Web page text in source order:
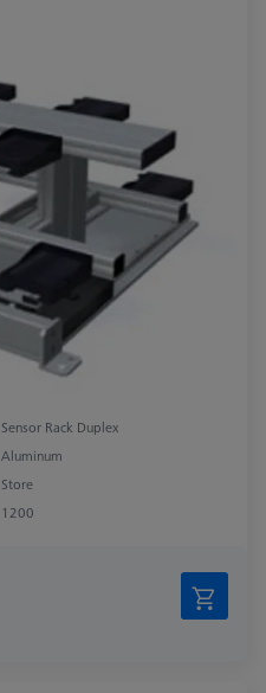
Sensor Rack Duplex
Aluminum
Store
1200